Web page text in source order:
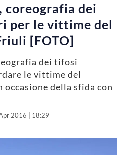
coreografia dei
per le vittime del
[FOTO]
dei tifosi
le vittime del
della sfida con
2016 | 18:29